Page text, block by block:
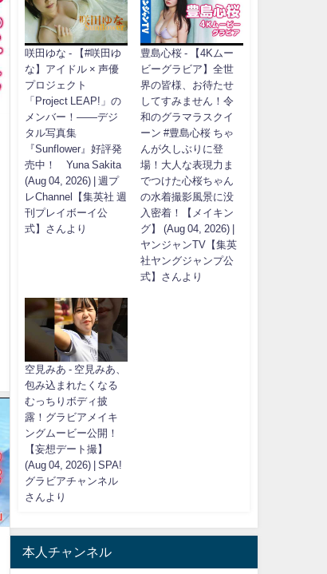
咲田ゆな - 【#咲田ゆ
な】アイドル × 声優
プロジェクト
「Project LEAP!」の
メンバー！――デジ
タル写真集
『Sunflower』好評発
売中！ Yuna Sakita
(Aug 04, 2026) | 週プ
レChannel【集英社 週
刊プレイボーイ公
式】さんより
豊島心桜 - 【4Kムー
ビーグラビア】全世
界の皆様、お待たせ
してすみません！令
和のグラマラスクイ
ーン #豊島心桜 ちゃ
んが久しぶりに登
場！大人な表現力ま
でつけた心桜ちゃん
の水着撮影風景に没
入密着！【メイキン
グ】 (Aug 04, 2026) |
ヤンジャンTV【集英
社ヤングジャンプ公
式】さんより
空見みあ - 空見みあ、
包み込まれたくなる
むっちりボディ披
露！グラビアメイキ
ングムービー公開！
【妄想デート撮】
(Aug 04, 2026) | SPA!
グラビアチャンネル
さんより
本人チャンネル